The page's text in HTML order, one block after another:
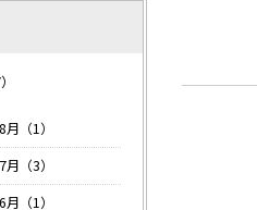
（1）
（3）
（1）